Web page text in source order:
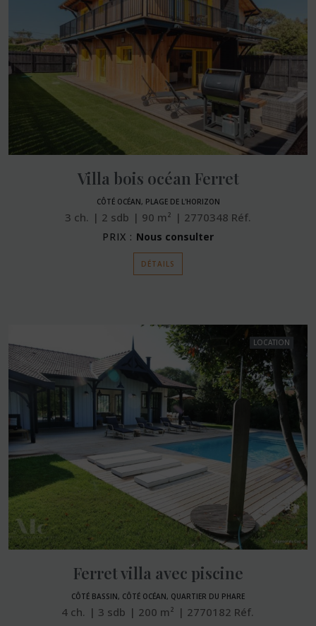
Villa bois océan Ferret
CÔTÉ OCÉAN, PLAGE DE L'HORIZON
3 ch. 2 sdb 90 m² 2770348 Réf.
PRIX : Nous consulter
DÉTAILS
LOCATION
Ferret villa avec piscine
CÔTÉ BASSIN, CÔTÉ OCÉAN, QUARTIER DU PHARE
4 ch. 3 sdb 200 m² 2770182 Réf.